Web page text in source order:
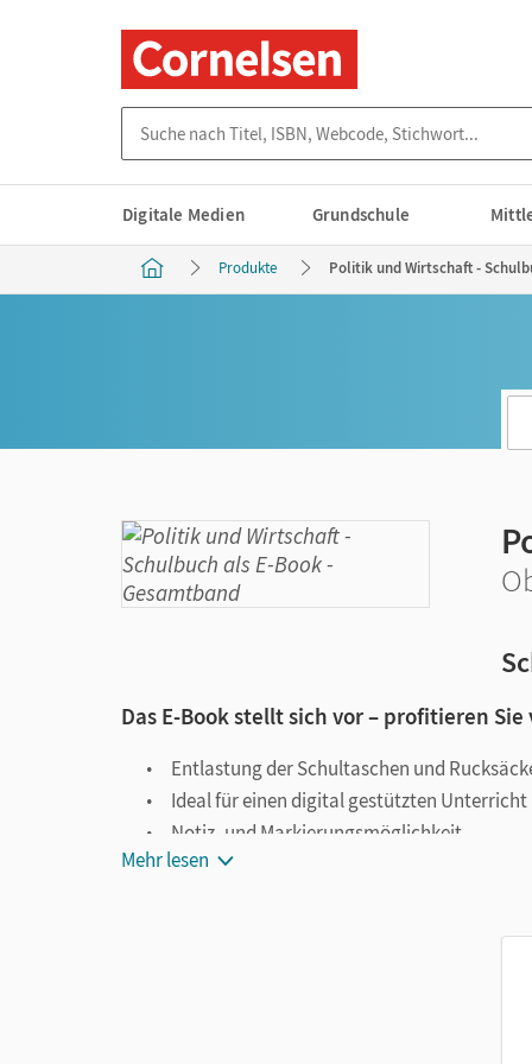
Digitale Medien Grundschule
Produkte Politik und Wirtschaft -
Das E-Book stellt sich vor – profitieren
Entlastung der Schultaschen und
Ideal für einen digital gestützten Unterricht
Notiz- und Markierungsmöglichkeit
Jederzeit unkompliziert verfügbar
Mehr lesen